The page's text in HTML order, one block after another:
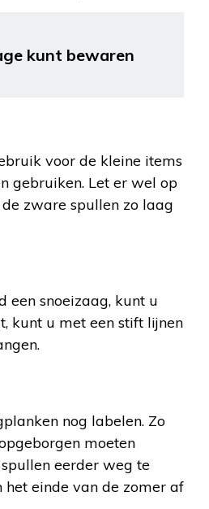
kunt bewaren
voor de kleine items
gebruiken. Let er wel op
zware spullen zo laag
een snoeizaag, kunt u
kunt u met een stift lijnen
nog labelen. Zo
moeten
eerder weg te
einde van de zomer af